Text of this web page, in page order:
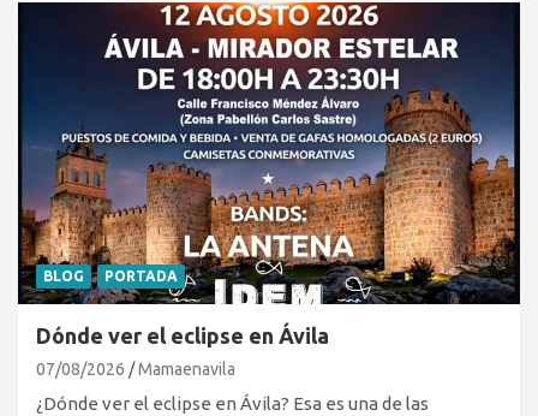
BLOG PORTADA
Dónde ver el eclipse en Ávila
07/08/2026 Mamaenavila
¿Dónde ver el eclipse en Ávila? Esa es una de las